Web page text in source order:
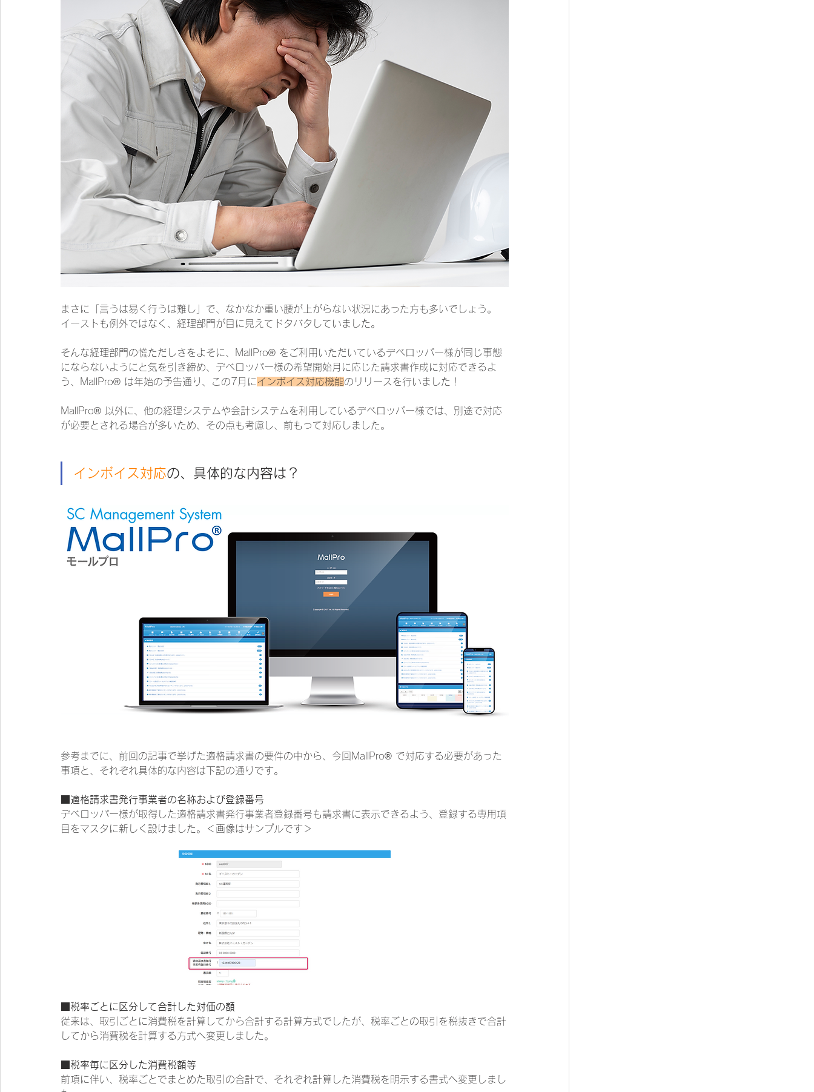
まさに「言うは易く行うは難し」で、なかなか重い腰が上がらない状況にあった方も多いでしょう。
イーストも例外ではなく、経理部門が目に見えてドタバタしていました。
そんな経理部門の慌ただしさをよそに、MallPro® をご利用いただいているデベロッパー様が同じ事態
にならないようにと気を引き締め、デベロッパー様の希望開始月に応じた請求書作成に対応できるよ
う、MallPro® は年始の予告通り、この7月に インボイス対応機能のリリースを行いました！
MallPro® 以外に、他の経理システムや会計システムを利用しているデベロッパー様では、別途で対応
が必要とされる場合が多いため、その点も考慮し、前もって対応しました。
インボイス対応の、具体的な内容は？
参考までに、前回の記事で挙げた適格請求書の要件の中から、今回MallPro® で対応する必要があった
事項と、それぞれ具体的な内容は下記の通りです。
■適格請求書発行事業者の名称および登録番号
デベロッパー様が取得した適格請求書発行事業者登録番号も請求書に表示できるよう、登録する専用項
目をマスタに新しく設けました。＜画像はサンプルです＞
■税率ごとに区分して合計した対価の額
従来は、取引ごとに消費税を計算してから合計する計算方式でしたが、税率ごとの取引を税抜きで合計
してから消費税を計算する方式へ変更しました。
■税率毎に区分した消費税額等
前項に伴い、税率ごとでまとめた取引の合計で、それぞれ計算した消費税を明示する書式へ変更しまし